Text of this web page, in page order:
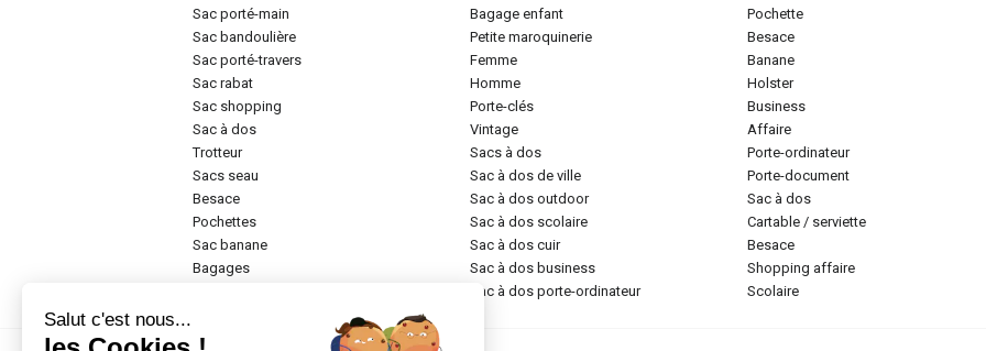
sac porté-main
sac bandoulière
sac porté-travers
sac rabat
sac shopping
sac à dos
trotteur
sacs seau
besace
pochettes
sac banane
bagages
bagage enfant
petite maroquinerie
femme
homme
porte-clés
vintage
sacs à dos
sac à dos de ville
sac à dos outdoor
sac à dos scolaire
sac à dos cuir
sac à dos business
sac à dos porte-ordinateur
pochette
besace
banane
holster
business
affaire
porte-ordinateur
porte-document
sac à dos
cartable / serviette
besace
shopping affaire
scolaire
Salut c'est nous...